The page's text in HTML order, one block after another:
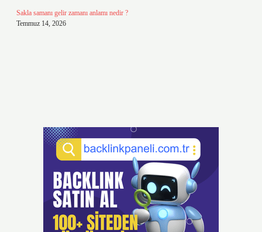
Sakla samanı gelir zamanı anlamı nedir ?
Temmuz 14, 2026